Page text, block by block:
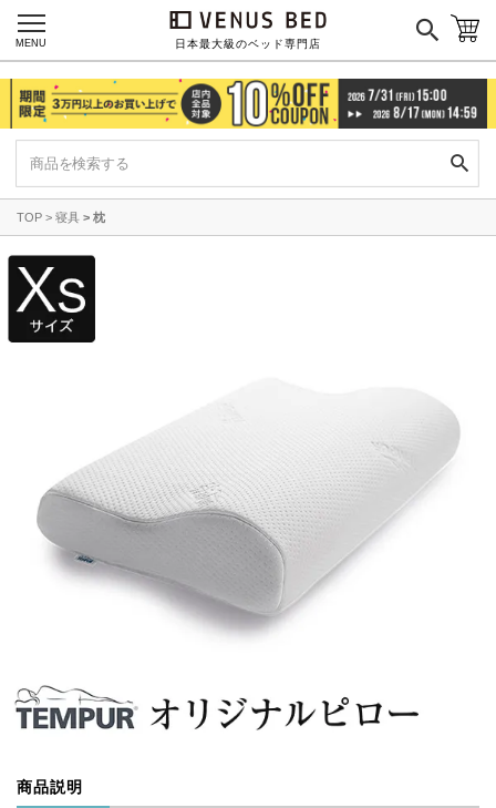
日本最大級のベッド専門店
MENU
マイページ ログイン
TOP 寝具 枕
商品説明